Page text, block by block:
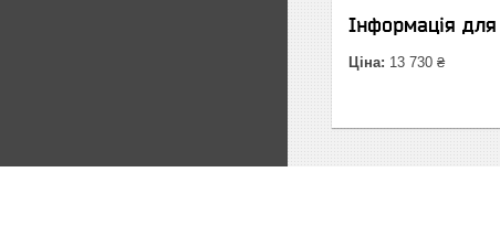
Інформація
Ціна: 13 730 ₴